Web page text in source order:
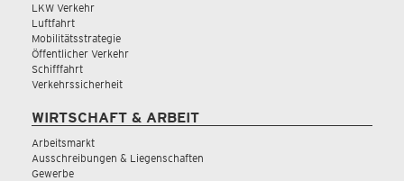
LKW Verkehr
Luftfahrt
Mobilitätsstrategie
Öffentlicher Verkehr
Schifffahrt
Verkehrssicherheit
WIRTSCHAFT & ARBEIT
Arbeitsmarkt
Ausschreibungen & Liegenschaften
Gewerbe